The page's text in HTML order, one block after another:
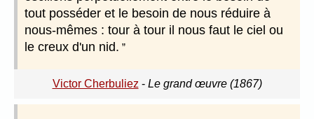
tout posséder et le besoin de nous réduire à
nous-mêmes : tour à tour il nous faut le ciel ou
le creux d'un nid.
Victor Cherbuliez - Le grand œuvre (1867)